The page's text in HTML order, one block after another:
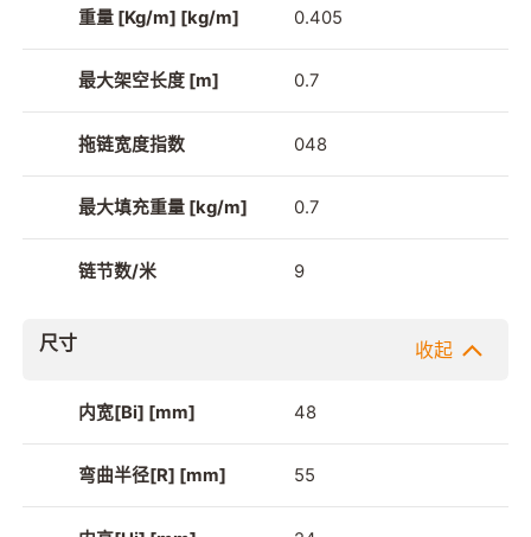
重量 [Kg/m] [kg/m] 0.405
最大架空长度 [m] 0.7
拖链宽度指数 048
最大填充重量 [kg/m] 0.7
链节数/米 9
尺寸 收起
内宽[Bi] [mm] 48
弯曲半径[R] [mm] 55